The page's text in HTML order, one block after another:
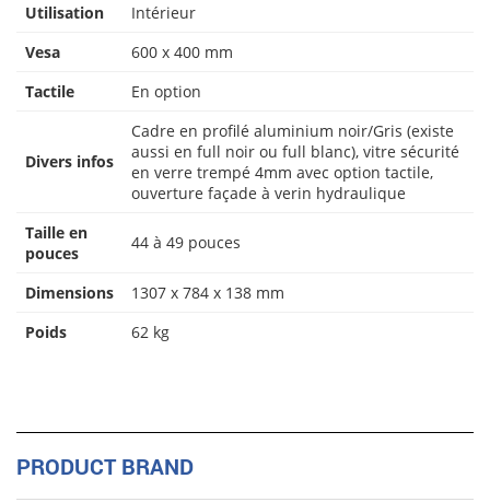
Utilisation
Intérieur
Vesa
600 x 400 mm
Tactile
En option
Divers infos
Cadre en profilé aluminium noir/Gris (existe
aussi en full noir ou full blanc), vitre sécurité
en verre trempé 4mm avec option tactile,
ouverture façade à verin hydraulique
Taille en
pouces
44 à 49 pouces
Dimensions
1307 x 784 x 138 mm
Poids
62 kg
PRODUCT BRAND